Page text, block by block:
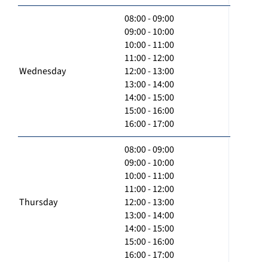
Wednesday
08:00 - 09:00
09:00 - 10:00
10:00 - 11:00
11:00 - 12:00
12:00 - 13:00
13:00 - 14:00
14:00 - 15:00
15:00 - 16:00
16:00 - 17:00
Thursday
08:00 - 09:00
09:00 - 10:00
10:00 - 11:00
11:00 - 12:00
12:00 - 13:00
13:00 - 14:00
14:00 - 15:00
15:00 - 16:00
16:00 - 17:00